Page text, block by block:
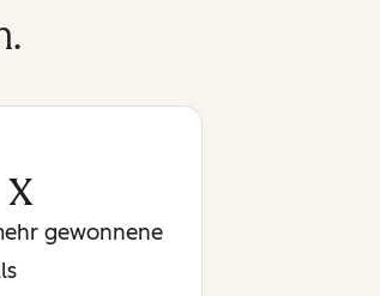
x
gewonnene